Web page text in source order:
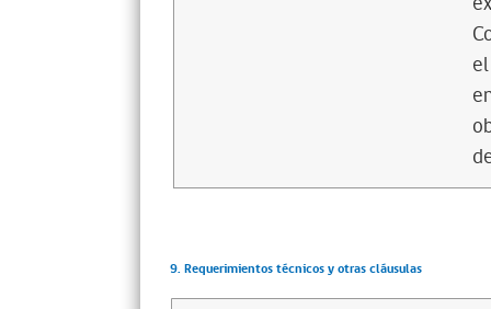
9. Requerimientos técnicos y otras cláusulas